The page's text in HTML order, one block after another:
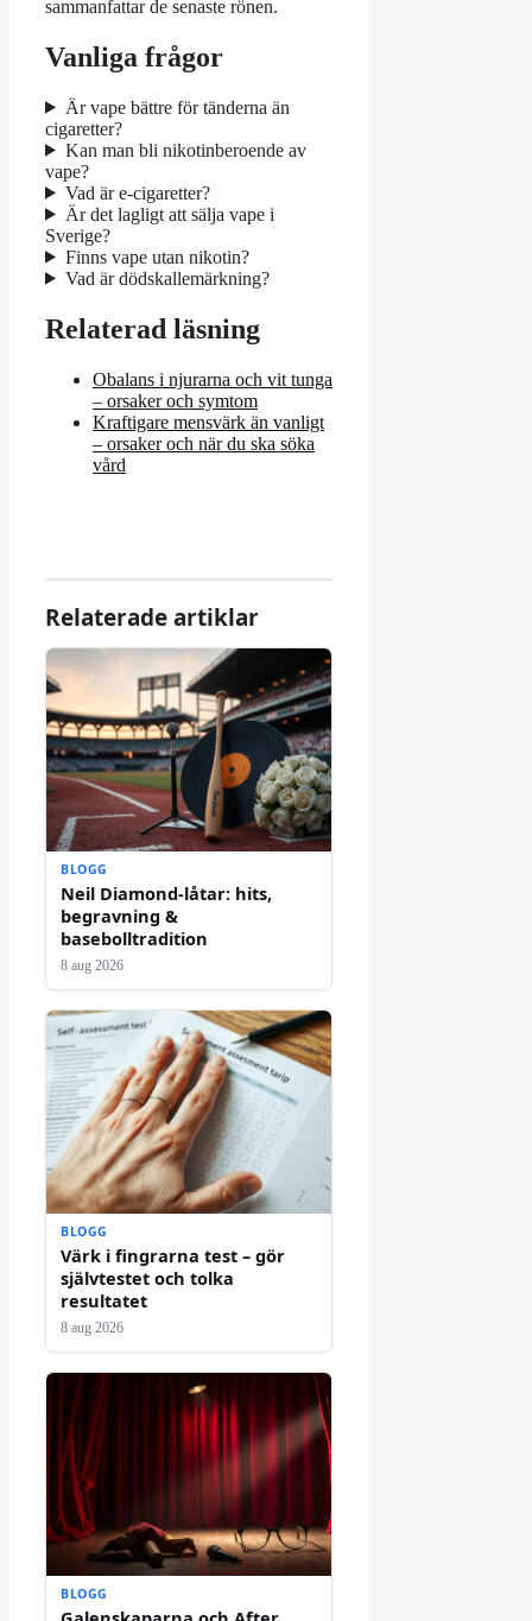
sammanfattar de senaste rönen.
Vanliga frågor
Är vape bättre för tänderna än
cigaretter?
Kan man bli nikotinberoende av
vape?
Vad är e-cigaretter?
Är det lagligt att sälja vape i
Sverige?
Finns vape utan nikotin?
Vad är dödskallemärkning?
Relaterad läsning
Obalans i njurarna och vit tunga
– orsaker och symtom
Kraftigare mensvärk än vanligt
– orsaker och när du ska söka
vård
Relaterade artiklar
BLOGG
Neil Diamond-låtar: hits,
begravning &
basebolltradition
8 aug 2026
BLOGG
Värk i fingrarna test – gör
självtestet och tolka
resultatet
8 aug 2026
BLOGG